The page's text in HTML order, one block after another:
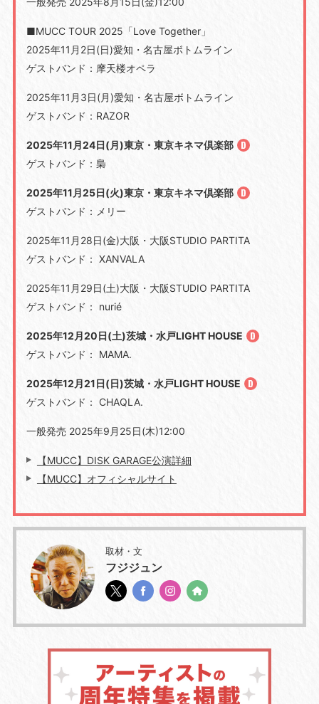
■MUCC TOUR 2025「Love Together」
2025年11月2日(日)愛知・名古屋ボトムライン
ゲストバンド：摩天楼オペラ
2025年11月3日(月)愛知・名古屋ボトムライン
ゲストバンド：RAZOR
2025年11月24日(月)東京・東京キネマ倶楽部
ゲストバンド：梟
2025年11月25日(火)東京・東京キネマ倶楽部
ゲストバンド：メリー
2025年11月28日(金)大阪・大阪STUDIO PARTITA
ゲストバンド： XANVALA
2025年11月29日(土)大阪・大阪STUDIO PARTITA
ゲストバンド： nurié
2025年12月20日(土)茨城・水戸LIGHT HOUSE
ゲストバンド： MAMA.
2025年12月21日(日)茨城・水戸LIGHT HOUSE
ゲストバンド： CHAQLA.
一般発売 2025年9月25日(木)12:00
【MUCC】DISK GARAGE公演詳細
【MUCC】オフィシャルサイト
取材・文
フジジュン